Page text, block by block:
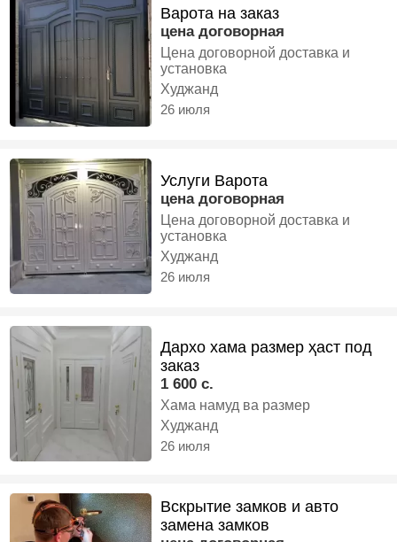
Варота на заказ
цена договорная
Цена договорной доставка и
установка
Худжанд
26 июля
Услуги Варота
цена договорная
Цена договорной доставка и
установка
Худжанд
26 июля
Дархо хама размер ҳаст под
заказ
1 600 с.
Хама намуд ва размер
Худжанд
26 июля
Вскрытие замков и авто
замена замков